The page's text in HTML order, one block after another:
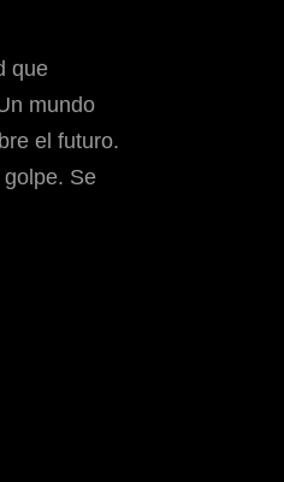
que
mundo
el futuro.
Se